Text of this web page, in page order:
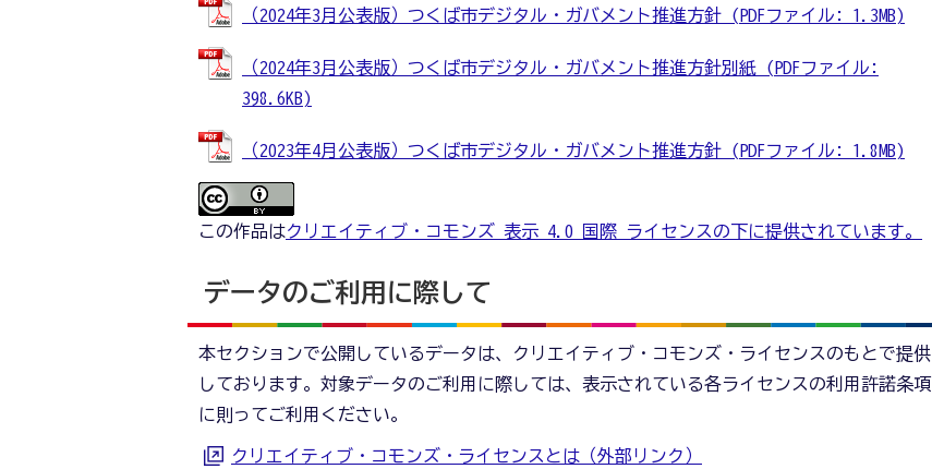
（2024年3月公表版）つくば市デジタル・ガバメント推進方針 (PDFファイル: 1.3MB)
（2024年3月公表版）つくば市デジタル・ガバメント推進方針別紙 (PDFファイル:
398.6KB)
（2023年4月公表版）つくば市デジタル・ガバメント推進方針 (PDFファイル: 1.8MB)
この作品はクリエイティブ・コモンズ 表示 4.0 国際 ライセンスの下に提供されています。
データのご利用に際して
本セクションで公開しているデータは、クリエイティブ・コモンズ・ライセンスのもとで提供
しております。対象データのご利用に際しては、表示されている各ライセンスの利用許諾条項
に則ってご利用ください。
クリエイティブ・コモンズ・ライセンスとは（外部リンク）